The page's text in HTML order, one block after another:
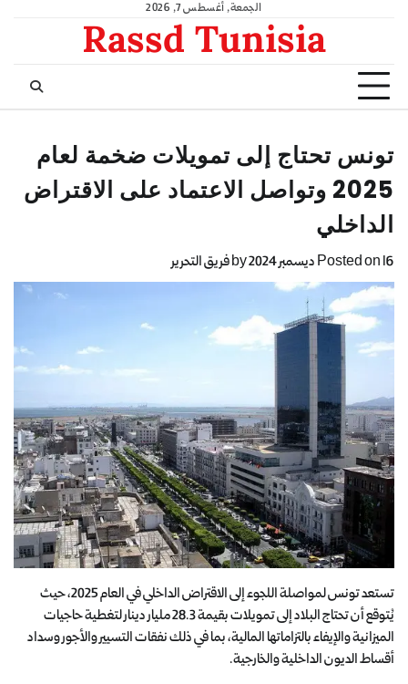
الجمعة, أغسطس 7, 2026
Rassd Tunisia
تونس تحتاج إلى تمويلات ضخمة لعام
2025 وتواصل الاعتماد على الاقتراض
الداخلي
Posted on16 ديسمبر 2024 فريق التحرير
تستعد تونس لمواصلة اللجوء إلى الاقتراض الداخلي في العام 2025، حيث
يُتوقع أن تحتاج البلاد إلى تمويلات بقيمة 28.3 مليار دينار لتغطية حاجيات
الميزانية والإيفاء بالتزاماتها المالية، بما في ذلك نفقات التسيير والأجور وسداد
أقساط الديون الداخلية والخارجية.